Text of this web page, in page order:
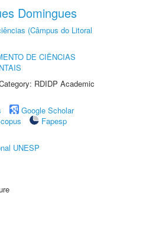
Domingues
(Câmpus do Litoral
DE CIÊNCIAS
RDIDP Academic
Google Scholar
Fapesp
UNESP